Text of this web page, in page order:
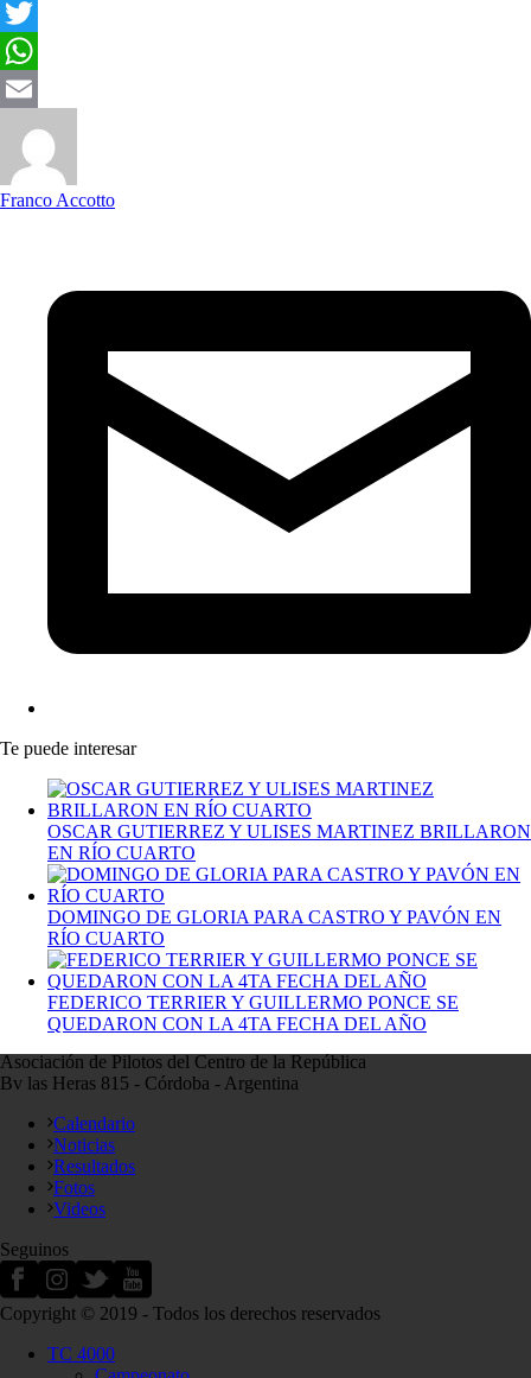
Facebook
Twitter
WhatsApp
Email
Franco Accotto
Te puede interesar
OSCAR GUTIERREZ Y ULISES MARTINEZ BRILLARON
EN RÍO CUARTO
DOMINGO DE GLORIA PARA CASTRO Y PAVÓN EN
RÍO CUARTO
FEDERICO TERRIER Y GUILLERMO PONCE SE
QUEDARON CON LA 4TA FECHA DEL AÑO
Asociación de Pilotos del Centro de la República
Bv las Heras 815 - Córdoba - Argentina
Calendario
Noticias
Resultados
Fotos
Videos
Seguinos
Copyright © 2019 - Todos los derechos reservados
TC 4000